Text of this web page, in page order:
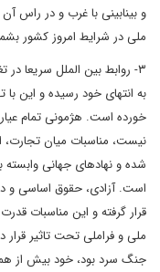
و بینابینی با غرب و در راس
ملی در شرایط امروز کشور
۳- روابط بین الملل سریعا
به انتهای خود رسیده و این
خورده است. هژمونی تمام
نیست، مناسبات میان تجارت،
شده و نهادهای جهانی وابسته
است. آزادی، حقوق اساسی و
قرار گرفته و این مناسبات
ملی و فراملی تحت تاثیر
جنگ سرد بود، خود بیش از